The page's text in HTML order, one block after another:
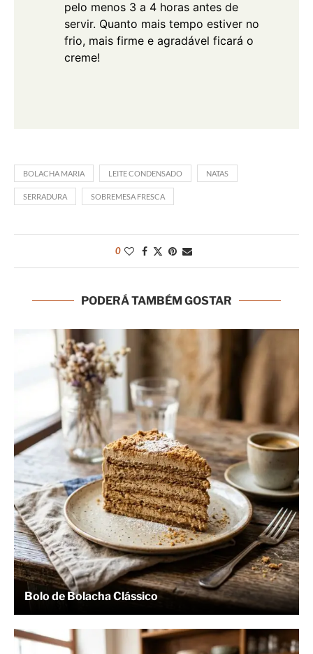
pelo menos 3 a 4 horas antes de
servir. Quanto mais tempo estiver no
frio, mais firme e agradável ficará o
creme!
BOLACHA MARIA LEITE CONDENSADO NATAS
SERRADURA SOBREMESA FRESCA
0
PODERÁ TAMBÉM GOSTAR
Bolo de Bolacha Clássico